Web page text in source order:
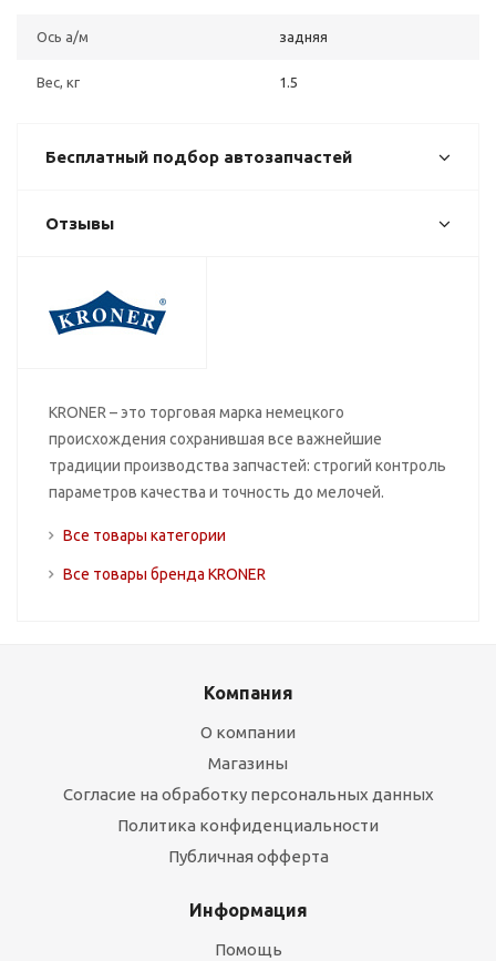
Ось а/м задняя
Вес, кг 1.5
Бесплатный подбор автозапчастей
Отзывы
KRONER – это торговая марка немецкого
происхождения сохранившая все важнейшие
традиции производства запчастей: строгий контроль
параметров качества и точность до мелочей.
Все товары категории
Все товары бренда KRONER
Компания
О компании
Магазины
Согласие на обработку персональных данных
Политика конфиденциальности
Публичная офферта
Информация
Помощь